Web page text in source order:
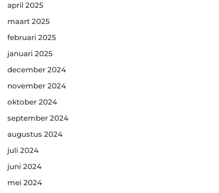
april 2025
maart 2025
februari 2025
januari 2025
december 2024
november 2024
oktober 2024
september 2024
augustus 2024
juli 2024
juni 2024
mei 2024